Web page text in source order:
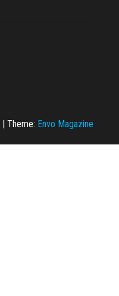
| Theme: Envo Magazine